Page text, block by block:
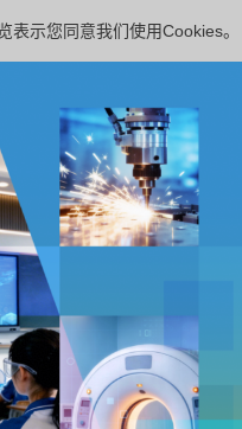
表示您同意我们使用Cookies。